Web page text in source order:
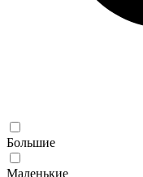
Большие
Маленькие